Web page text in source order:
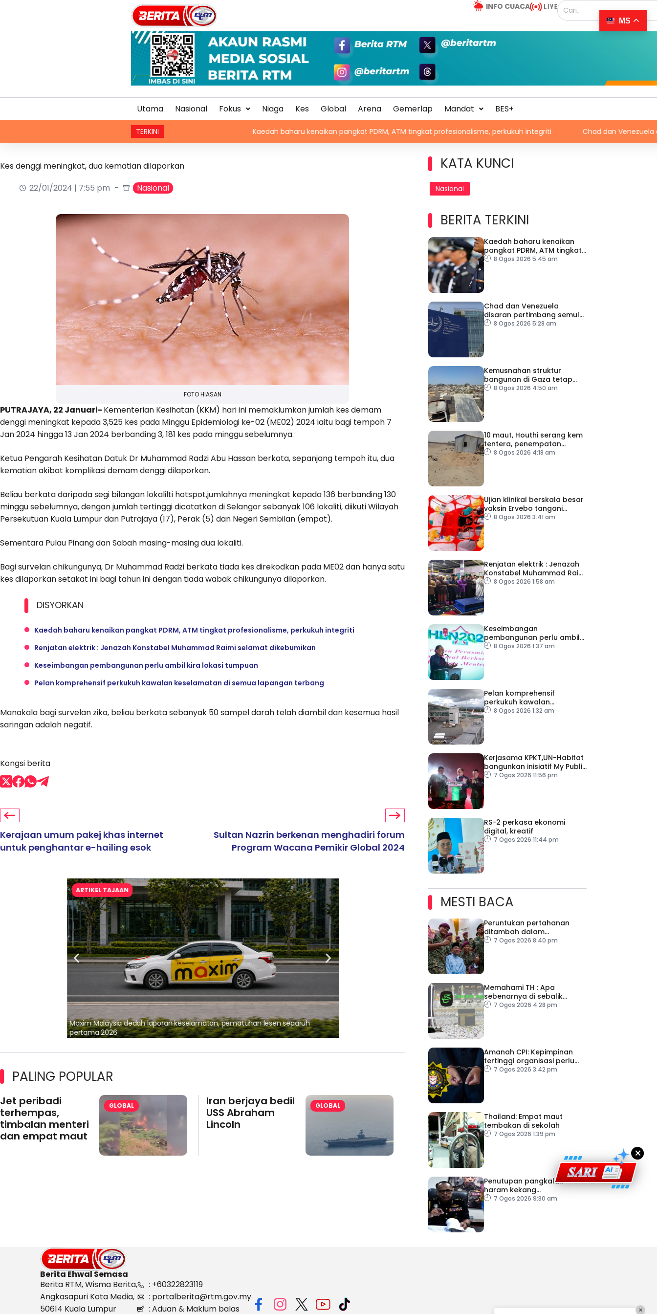
INFO CUACA
Utama Nasional Fokus Niaga Kes Global Arena Gemerlap Mandat BES+
TERKINI Kaedah baharu kenaikan pangkat PDRM, ATM tingkat profesionalisme, perkukuh integriti Chad dan Venezuela disaran
Kes denggi meningkat, dua kematian dilaporkan
22/01/2024 | 7:55 pm
Nasional
FOTO HIASAN
PUTRAJAYA, 22 Januari- Kementerian Kesihatan (KKM) hari ini memaklumkan jumlah kes demam
denggi meningkat kepada 3,525 kes pada Minggu Epidemiologi ke-02 (ME02) 2024 iaitu bagi tempoh 7
Jan 2024 hingga 13 Jan 2024 berbanding 3, 181 kes pada minggu sebelumnya.
Ketua Pengarah Kesihatan Datuk Dr Muhammad Radzi Abu Hassan berkata, sepanjang tempoh itu, dua
kematian akibat komplikasi demam denggi dilaporkan.
Beliau berkata daripada segi bilangan lokalilti hotspot,jumlahnya meningkat kepada 136 berbanding 130
minggu sebelumnya, dengan jumlah tertinggi dicatatkan di Selangor sebanyak 106 lokaliti, diikuti Wilayah
Persekutuan Kuala Lumpur dan Putrajaya (17), Perak (5) dan Negeri Sembilan (empat).
Sementara Pulau Pinang dan Sabah masing-masing dua lokaliti.
Bagi survelan chikungunya, Dr Muhammad Radzi berkata tiada kes direkodkan pada ME02 dan hanya satu
kes dilaporkan setakat ini bagi tahun ini dengan tiada wabak chikungunya dilaporkan.
DISYORKAN
Kaedah baharu kenaikan pangkat PDRM, ATM tingkat profesionalisme, perkukuh integriti
Renjatan elektrik : Jenazah Konstabel Muhammad Raimi selamat dikebumikan
Keseimbangan pembangunan perlu ambil kira lokasi tumpuan
Pelan komprehensif perkukuh kawalan keselamatan di semua lapangan terbang
Manakala bagi survelan zika, beliau berkata sebanyak 50 sampel darah telah diambil dan kesemua hasil
saringan adalah negatif.
Kongsi berita
Kerajaan umum pakej khas internet
untuk penghantar e-hailing esok
Sultan Nazrin berkenan menghadiri forum
Program Wacana Pemikir Global 2024
ARTIKEL TAJAAN
Maxim Malaysia dedah laporan keselamatan, pematuhan lesen separuh
pertama 2026
Ajinomoto (Malaysia) Berhad Perkasa SCORE Marathon 2026 Melalui Kerjasama
aminoVITAL® Bersama Pempengaruh Larian Antarabangsa
PALING POPULAR
Jet peribadi
terhempas,
timbalan menteri
dan empat maut
GLOBAL
Iran berjaya bedil
USS Abraham
Lincoln
GLOBAL
KATA KUNCI
Nasional
BERITA TERKINI
Kaedah baharu kenaikan
pangkat PDRM, ATM tingkat
profesionalisme, perkukuh
8 Ogos 2026 5:45 am
Chad dan Venezuela
disaran pertimbang semula
keputusan tarik diri
8 Ogos 2026 5:28 am
Kemusnahan struktur
bangunan di Gaza tetap
catat peningkatan
8 Ogos 2026 4:50 am
10 maut, Houthi serang kem
tentera, penempatan
pelarian
8 Ogos 2026 4:18 am
Ujian klinikal berskala besar
vaksin Ervebo tangani
wabak Ebola
8 Ogos 2026 3:41 am
Renjatan elektrik : Jenazah
Konstabel Muhammad Raimi
selamat dikebumikan
8 Ogos 2026 1:58 am
Keseimbangan
pembangunan perlu ambil
kira lokasi tumpuan
8 Ogos 2026 1:37 am
Pelan komprehensif
perkukuh kawalan
keselamatan di semua
8 Ogos 2026 1:32 am
Kerjasama KPKT,UN-Habitat
bangunkan inisiatif My Public
Space7 Ogos 2026 11:56 pm
RS-2 perkasa ekonomi
digital, kreatif
7 Ogos 2026 11:44 pm
MESTI BACA
Peruntukan pertahanan
ditambah dalam
Belanjawan 2027
7 Ogos 2026 8:40 pm
Memahami TH : Apa
sebenarnya di sebalik
angka
7 Ogos 2026 4:28 pm
Amanah CPI: Kepimpinan
tertinggi organisasi perlu
pacu reformasi radikal
7 Ogos 2026 3:42 pm
Thailand: Empat maut
tembakan di sekolah
7 Ogos 2026 1:39 pm
Penutupan pangkalan
haram kekang
penyeludupan di Kelantan
7 Ogos 2026 9:30 am
×
Berita Ehwal Semasa
Berita RTM, Wisma Berita,
Angkasapuri Kota Media,
50614 Kuala Lumpur
: +60322823119
: portalberita@rtm.gov.my
: Aduan & Maklum balas
MS
×